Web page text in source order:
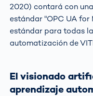
2020) contará con
estándar "OPC UA
estándar para todas
automatización de
El visionado
aprendizaje